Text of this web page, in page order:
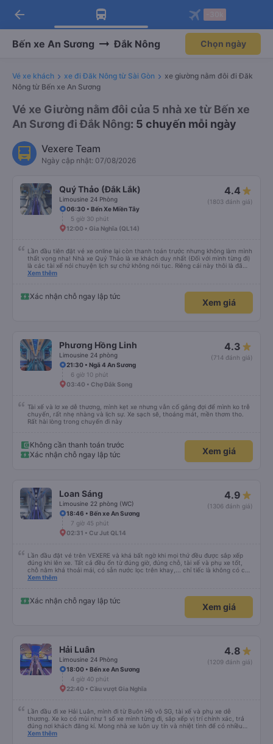
Tải app Vexere ngay!
Nhận ưu đãi thành viên độc
Mở app
Tải app Vexere
-30k/ghế khi đặt vé máy bay qua
Mở app
arrow_back
Bến xe An Sương Đắk Nông Chọn ngày
Vé xe khách xe đi Đăk Nông từ Sài Gòn
xe giường nằm đôi đi Đăk
Nông từ Bến xe An Sương
Vé xe Giường nằm đôi của 5 nhà xe từ Bến xe
An Sương đi Đắk Nông: 5 chuyến mỗi ngày
Vexere Team
Ngày cập nhật: 07/08/2026
Quý Thảo (Đắk Lắk)
Limousine 24 Phòng
4.4
(1803 đánh giá)
06:30 • Bến Xe Miền Tây
5 giờ 30 phút
12:00 • Gia Nghĩa (QL14)
Lần đầu tiên đặt vé xe online lại còn thanh toán trước nhưng không làm mình
thất vọng nha! Nhà xe Quý Thảo là xe khách duy nhất (Đối với mình từng đi)
là các tài xế nói chuyện lịch sự chứ không nói tục. Riêng cái này thôi là đã
đánh giá 5 sao rồi. Chú tài xế còn uống pepsi rất dễ thương chứ không có
Xem thêm
Xác nhận chỗ ngay lập tức
Xem giá
Phương Hồng Linh
Limousine 24 phòng
4.3
(714 đánh giá)
21:30 • Ngã 4 An Sương
6 giờ 10 phút
03:40 • Chợ Đắk Song
Tài xế và lơ xe dễ thương, mình kẹt xe nhưng vẫn cố gắng đợi để mình ko trễ
chuyến, rất nhẹ nhàng và lịch sự. Xe sạch sẽ, thoáng mát, mền thơm tho.
Rất hài lòng trong chuyến đi này
Không cần thanh toán trước
Xác nhận chỗ ngay lập tức
Xem giá
Loan Sáng
Limousine 22 phòng (WC)
4.9
(1306 đánh giá)
18:46 • Bến xe An Sương
7 giờ 45 phút
02:31 • Cư Jut QL14
Lần đầu đặt vé trên VEXERE và khá bất ngờ khi mọi thứ đều được sắp xếp
đúng khi lên xe. Tất cả đều ổn từ đúng giờ, đúng chỗ, tài xế và phụ xe tốt,
chỗ nằm khá thoải mái, có sẵn nước lọc trên khay,... chỉ tiếc là không có chỗ
để sạc pin thôi. Nhưng vậy cũng quá ổn rồi!
Xem thêm
Xác nhận chỗ ngay lập tức
Xem giá
Hải Luân
Limousine 24 Phòng
4.8
(1209 đánh giá)
18:00 • Bến xe An Sương
4 giờ 40 phút
22:40 • Cầu vượt Gia Nghĩa
Lần đầu đi xe Hải Luân, mình đi từ Buôn Hồ vô SG, tài xế và phụ xe dễ
thương. Xe ko có mùi như 1 số xe mình từng đi, sắp xếp vị trí chính xác, trả
đúng nơi khách đăng kí. Mong nhà xe luôn uy tín và nhiệt tình để có nhiều
khách hàng hơn nữa
Xem thêm